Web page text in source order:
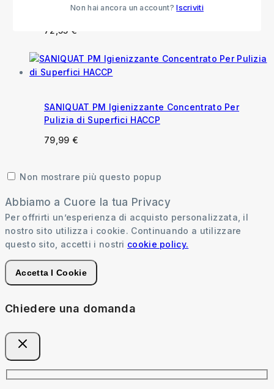
72,55 €
SANIQUAT PM Igienizzante Concentrato Per
Pulizia di Superfici HACCP
79,99 €
Non mostrare più questo popup
Abbiamo a Cuore la tua Privacy
Per offrirti un’esperienza di acquisto personalizzata, il
nostro sito utilizza i cookie. Continuando a utilizzare
questo sito, accetti i nostri cookie policy.
Accetta I Cookie
Chiedere una domanda
Non hai ancora un account?Iscriviti